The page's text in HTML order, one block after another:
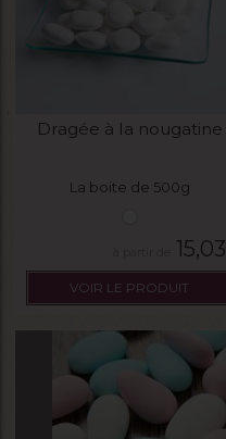
Dragée à la nougatine
La boite de 500g
15,03
VOIR LE PRODUIT